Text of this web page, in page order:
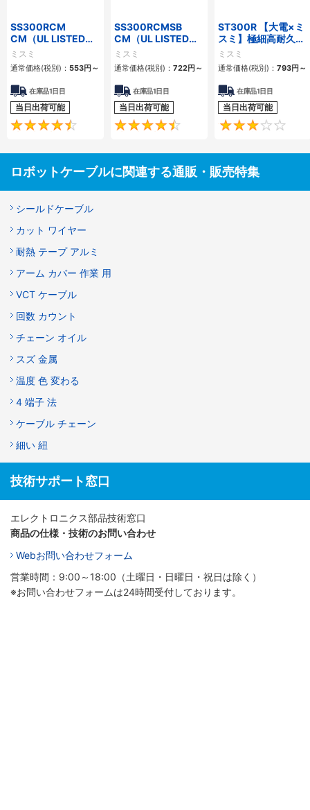
SS300RCM
CM（UL LISTED規
格・NEPA対応） 小
径
ミスミ
通常価格(税別)： 553円 ～
在庫品1日目
当日出荷可能
4.7
SS300RCMSB
CM（UL LISTED規
格・NEPA対応） 小
径 シールド付
ミスミ
通常価格(税別)： 722円 ～
在庫品1日目
当日出荷可能
4.5
ST300R 【大電×ミ
スミ】極細高耐久ロ
ボットケーブル（シ
ールド無・有）
ミスミ
通常価格(税別)： 793円 ～
在庫品1日目
当日出荷可能
ロボットケーブルに関連する通販・販売特集
シールドケーブル
カット ワイヤー
耐熱 テープ アルミ
アーム カバー 作業 用
VCT ケーブル
回数 カウント
チェーン オイル
スズ 金属
温度 色 変わる
4 端子 法
ケーブル チェーン
細い 紐
技術サポート窓口
エレクトロニクス部品技術窓口
商品の仕様・技術のお問い合わせ
Webお問い合わせフォーム
営業時間：9:00～18:00（土曜日・日曜日・祝日は除く）
※お問い合わせフォームは24時間受付しております。